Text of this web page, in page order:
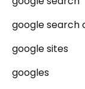
google search
google sites
googles